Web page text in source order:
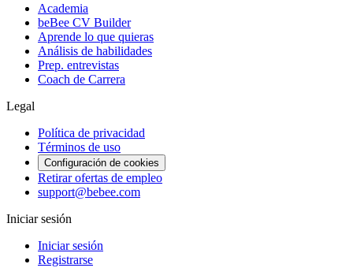
Academia
beBee CV Builder
Aprende lo que quieras
Análisis de habilidades
Prep. entrevistas
Coach de Carrera
Legal
Política de privacidad
Términos de uso
Configuración de cookies
Retirar ofertas de empleo
support@bebee.com
Iniciar sesión
Iniciar sesión
Registrarse